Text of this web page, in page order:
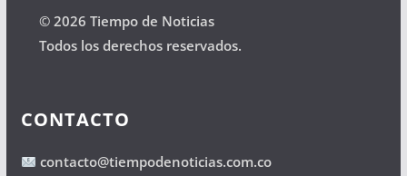
© 2026 Tiempo de Noticias
Todos los derechos reservados.
CONTACTO
contacto@tiempodenoticias.com.co